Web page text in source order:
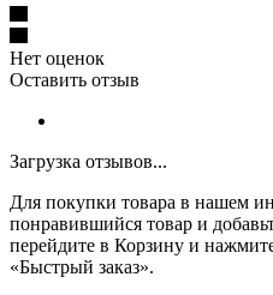
Нет оценок
Оставить отзыв
Загрузка отзывов...
Для покупки товара в нашем
понравившийся товар и
перейдите в Корзину и
«Быстрый заказ».